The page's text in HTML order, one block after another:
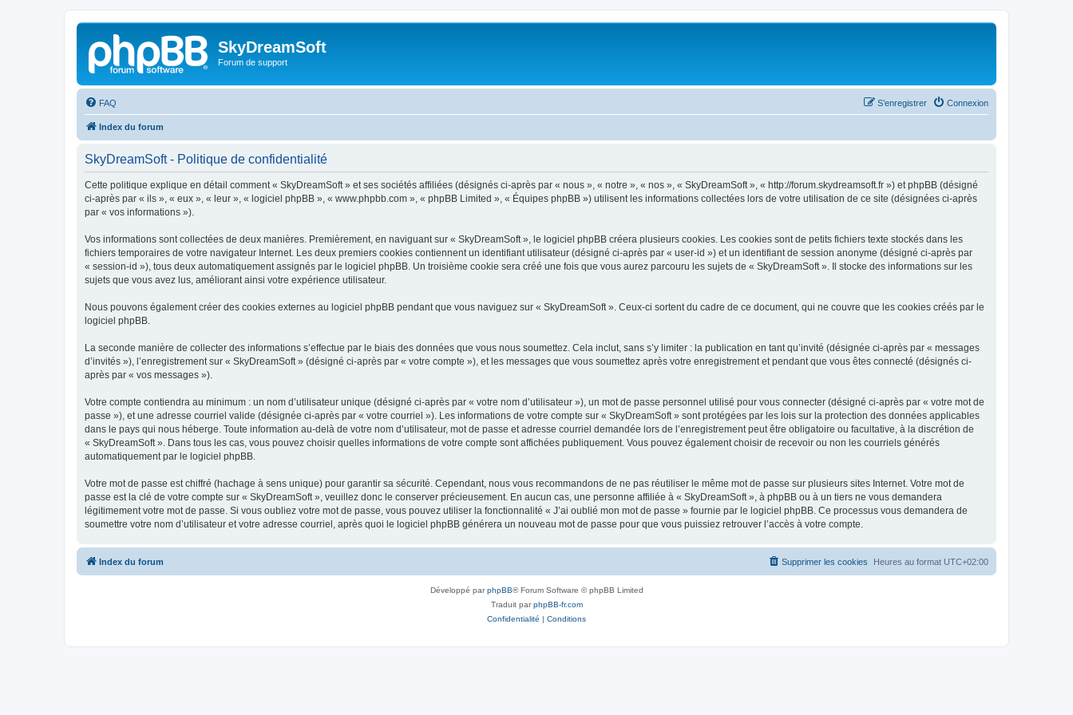
SkyDreamSoft
Forum de support
FAQ Connexion
S’enregistrer
Index du forum
SkyDreamSoft - Politique de confidentialité
Cette politique explique en détail comment « SkyDreamSoft » et ses sociétés affiliées (désignés ci-après par « nous », « notre », « nos », « SkyDreamSoft », « http://forum.skydreamsoft.fr ») et phpBB (désigné
ci-après par « ils », « eux », « leur », « logiciel phpBB », « www.phpbb.com », « phpBB Limited », « Équipes phpBB ») utilisent les informations collectées lors de votre utilisation de ce site (désignées ci-après
par « vos informations »).
Vos informations sont collectées de deux manières. Premièrement, en naviguant sur « SkyDreamSoft », le logiciel phpBB créera plusieurs cookies. Les cookies sont de petits fichiers texte stockés dans les
fichiers temporaires de votre navigateur Internet. Les deux premiers cookies contiennent un identifiant utilisateur (désigné ci-après par « user-id ») et un identifiant de session anonyme (désigné ci-après par
« session-id »), tous deux automatiquement assignés par le logiciel phpBB. Un troisième cookie sera créé une fois que vous aurez parcouru les sujets de « SkyDreamSoft ». Il stocke des informations sur les
sujets que vous avez lus, améliorant ainsi votre expérience utilisateur.
Nous pouvons également créer des cookies externes au logiciel phpBB pendant que vous naviguez sur « SkyDreamSoft ». Ceux-ci sortent du cadre de ce document, qui ne couvre que les cookies créés par le
logiciel phpBB.
La seconde manière de collecter des informations s’effectue par le biais des données que vous nous soumettez. Cela inclut, sans s’y limiter : la publication en tant qu’invité (désignée ci-après par « messages
d’invités »), l’enregistrement sur « SkyDreamSoft » (désigné ci-après par « votre compte »), et les messages que vous soumettez après votre enregistrement et pendant que vous êtes connecté (désignés ci-
après par « vos messages »).
Votre compte contiendra au minimum : un nom d’utilisateur unique (désigné ci-après par « votre nom d’utilisateur »), un mot de passe personnel utilisé pour vous connecter (désigné ci-après par « votre mot de
passe »), et une adresse courriel valide (désignée ci-après par « votre courriel »). Les informations de votre compte sur « SkyDreamSoft » sont protégées par les lois sur la protection des données applicables
dans le pays qui nous héberge. Toute information au-delà de votre nom d’utilisateur, mot de passe et adresse courriel demandée lors de l’enregistrement peut être obligatoire ou facultative, à la discrétion de
« SkyDreamSoft ». Dans tous les cas, vous pouvez choisir quelles informations de votre compte sont affichées publiquement. Vous pouvez également choisir de recevoir ou non les courriels générés
automatiquement par le logiciel phpBB.
Votre mot de passe est chiffré (hachage à sens unique) pour garantir sa sécurité. Cependant, nous vous recommandons de ne pas réutiliser le même mot de passe sur plusieurs sites Internet. Votre mot de
passe est la clé de votre compte sur « SkyDreamSoft », veuillez donc le conserver précieusement. En aucun cas, une personne affiliée à « SkyDreamSoft », à phpBB ou à un tiers ne vous demandera
légitimement votre mot de passe. Si vous oubliez votre mot de passe, vous pouvez utiliser la fonctionnalité « J’ai oublié mon mot de passe » fournie par le logiciel phpBB. Ce processus vous demandera de
soumettre votre nom d’utilisateur et votre adresse courriel, après quoi le logiciel phpBB générera un nouveau mot de passe pour que vous puissiez retrouver l’accès à votre compte.
Index du forum Heures au format UTC+02:00
Supprimer les cookies
Développé parphpBB® Forum Software © phpBB Limited
Traduit parphpBB-fr.com
Confidentialité | Conditions